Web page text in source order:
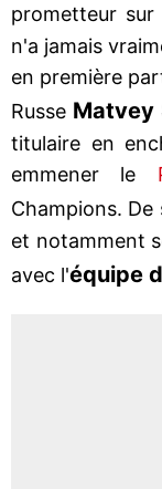
prometteur
n'a jamais
en première
Russe Matvey
titulaire en
emmener le
Champions. De
et notamment
avec l'équipe